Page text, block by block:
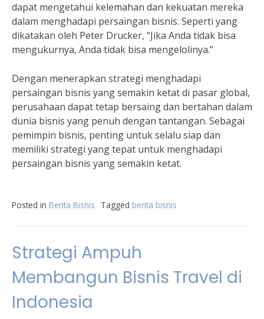
dapat mengetahui kelemahan dan kekuatan mereka
dalam menghadapi persaingan bisnis. Seperti yang
dikatakan oleh Peter Drucker, “Jika Anda tidak bisa
mengukurnya, Anda tidak bisa mengelolinya.”
Dengan menerapkan strategi menghadapi
persaingan bisnis yang semakin ketat di pasar global,
perusahaan dapat tetap bersaing dan bertahan dalam
dunia bisnis yang penuh dengan tantangan. Sebagai
pemimpin bisnis, penting untuk selalu siap dan
memiliki strategi yang tepat untuk menghadapi
persaingan bisnis yang semakin ketat.
Posted in Berita Bisnis Tagged berita bisnis
Strategi Ampuh
Membangun Bisnis Travel di
Indonesia